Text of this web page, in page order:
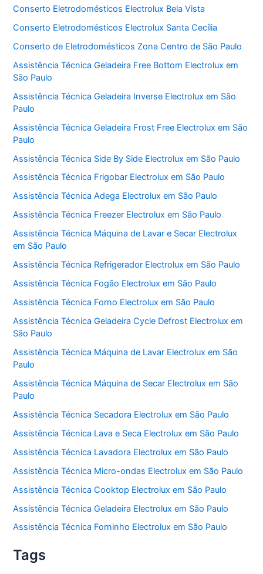
Conserto Eletrodomésticos Electrolux Bela Vista
Conserto Eletrodomésticos Electrolux Santa Cecília
Conserto de Eletrodomésticos Zona Centro de São Paulo
Assistência Técnica Geladeira Free Bottom Electrolux em
São Paulo
Assistência Técnica Geladeira Inverse Electrolux em São
Paulo
Assistência Técnica Geladeira Frost Free Electrolux em São
Paulo
Assistência Técnica Side By Side Electrolux em São Paulo
Assistência Técnica Frigobar Electrolux em São Paulo
Assistência Técnica Adega Electrolux em São Paulo
Assistência Técnica Freezer Electrolux em São Paulo
Assistência Técnica Máquina de Lavar e Secar Electrolux
em São Paulo
Assistência Técnica Refrigerador Electrolux em São Paulo
Assistência Técnica Fogão Electrolux em São Paulo
Assistência Técnica Forno Electrolux em São Paulo
Assistência Técnica Geladeira Cycle Defrost Electrolux em
São Paulo
Assistência Técnica Máquina de Lavar Electrolux em São
Paulo
Assistência Técnica Máquina de Secar Electrolux em São
Paulo
Assistência Técnica Secadora Electrolux em São Paulo
Assistência Técnica Lava e Seca Electrolux em São Paulo
Assistência Técnica Lavadora Electrolux em São Paulo
Assistência Técnica Micro-ondas Electrolux em São Paulo
Assistência Técnica Cooktop Electrolux em São Paulo
Assistência Técnica Geladeira Electrolux em São Paulo
Assistência Técnica Forninho Electrolux em São Paulo
Tags